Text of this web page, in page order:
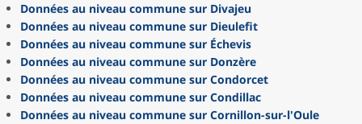
Données au niveau commune sur Divajeu
Données au niveau commune sur Dieulefit
Données au niveau commune sur Échevis
Données au niveau commune sur Donzère
Données au niveau commune sur Condorcet
Données au niveau commune sur Condillac
Données au niveau commune sur Cornillon-sur-l'Oule